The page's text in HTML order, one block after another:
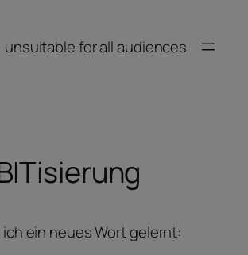
unsuitable for all audiences
ein neues Wort gelernt: